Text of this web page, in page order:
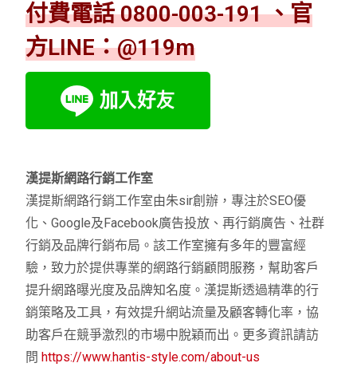
付費電話 0800-003-191 、官
方LINE：@119m
漢提斯網路行銷工作室
漢提斯網路行銷工作室由朱sir創辦，專注於SEO優
化、Google及Facebook廣告投放、再行銷廣告、社群
行銷及品牌行銷布局。該工作室擁有多年的豐富經
驗，致力於提供專業的網路行銷顧問服務，幫助客戶
提升網路曝光度及品牌知名度。漢提斯透過精準的行
銷策略及工具，有效提升網站流量及顧客轉化率，協
助客戶在競爭激烈的市場中脫穎而出。更多資訊請訪
問 https://www.hantis-style.com/about-us